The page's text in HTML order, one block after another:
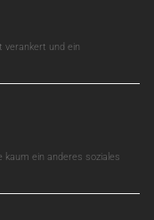
verankert und ein
ein anderes soziales